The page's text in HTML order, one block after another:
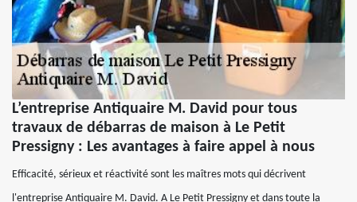
L’entreprise Antiquaire M. David pour tous
travaux de débarras de maison à Le Petit
Pressigny : Les avantages à faire appel à nous
Efficacité, sérieux et réactivité sont les maîtres mots qui décrivent
l'entreprise Antiquaire M. David. A Le Petit Pressigny et dans toute la